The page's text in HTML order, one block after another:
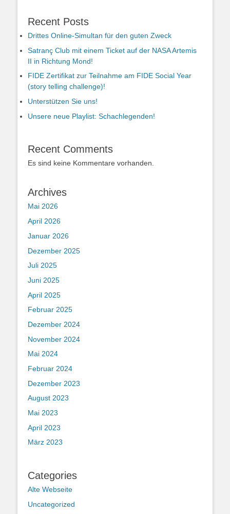
Recent Posts
Drittes Online-Simultan für den guten Zweck
Satranç Club mit einem Ticket auf der NASA Artemis
II in Richtung Mond!
FIDE Zertifikat zur Teilnahme am FIDE Social Year
(story telling challenge)!
Unterstützen Sie uns!
Unsere neue Playlist: Schachlegenden!
Recent Comments
Es sind keine Kommentare vorhanden.
Archives
Mai 2026
April 2026
Januar 2026
Dezember 2025
Juli 2025
Juni 2025
April 2025
Februar 2025
Dezember 2024
November 2024
Mai 2024
Februar 2024
Dezember 2023
August 2023
Mai 2023
April 2023
März 2023
Categories
Alte Webseite
Uncategorized